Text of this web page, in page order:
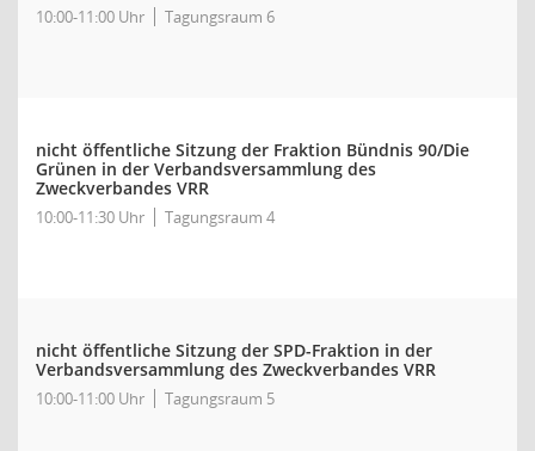
10:00-11:00 Uhr Tagungsraum 6
nicht öffentliche Sitzung der Fraktion Bündnis 90/Die
Grünen in der Verbandsversammlung des
Zweckverbandes VRR
10:00-11:30 Uhr Tagungsraum 4
nicht öffentliche Sitzung der SPD-Fraktion in der
Verbandsversammlung des Zweckverbandes VRR
10:00-11:00 Uhr Tagungsraum 5